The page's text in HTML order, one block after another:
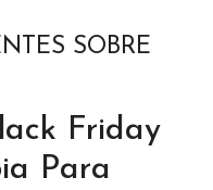
SOBRE
Friday
Para